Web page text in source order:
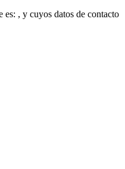
, y cuyos datos de contacto